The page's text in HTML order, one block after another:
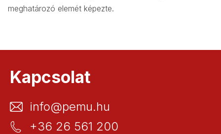
meghatározó elemét képezte.
Kapcsolat
info@pemu.hu
+36 26 561 200